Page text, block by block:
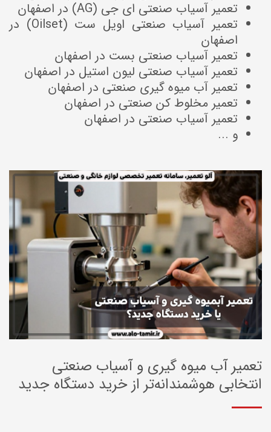
تعمیر آسیاب صنعتی ای جی (AG) در اصفهان
تعمیر آسیاب صنعتی اویل ست (Oilset) در
اصفهان
تعمیر آسیاب صنعتی بست در اصفهان
تعمیر آسیاب صنعتی لیون استیل در اصفهان
تعمیر آب میوه گیری صنعتی در اصفهان
تعمیر مخلوط کن صنعتی در اصفهان
تعمیر آسیاب صنعتی در اصفهان
و ...
تعمیر آب میوه گیری و آسیاب صنعتی
انتخابی هوشمندانه‌تر از خرید دستگاه جدید